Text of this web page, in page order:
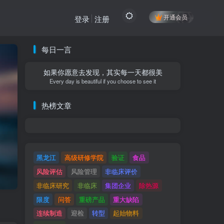
开通会员
登录 注册
每日一言
如果你愿意去发现，其实每一天都很美
Every day is beautiful if you choose to see it
热榜文章
黑龙江 高级研修学院 验证
食品
风险评估
风险管理
非临床评价
非临床研究
非临床 集团企业
除热源
限度
问答 重磅产品
重大缺陷
连续制造
迎检 转型
起始物料